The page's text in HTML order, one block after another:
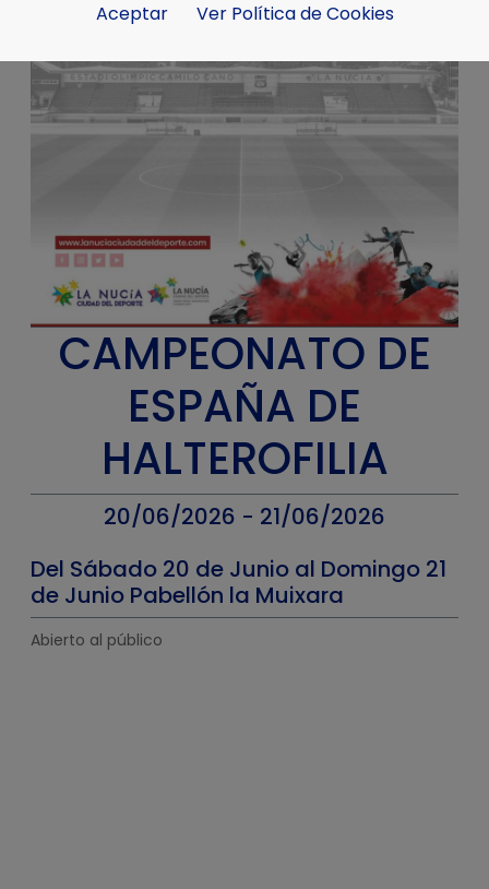
Aceptar Ver Política de Cookies
CAMPEONATO DE
ESPAÑA DE
HALTEROFILIA
20/06/2026 - 21/06/2026
Del Sábado 20 de Junio al Domingo 21
de Junio Pabellón la Muixara
Abierto al público